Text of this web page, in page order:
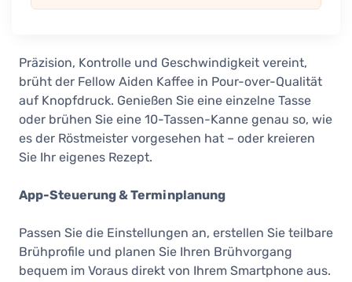
Präzision, Kontrolle und Geschwindigkeit vereint,
brüht der Fellow Aiden Kaffee in Pour-over-Qualität
auf Knopfdruck. Genießen Sie eine einzelne Tasse
oder brühen Sie eine 10-Tassen-Kanne genau so, wie
es der Röstmeister vorgesehen hat – oder kreieren
Sie Ihr eigenes Rezept.
App-Steuerung & Terminplanung
Passen Sie die Einstellungen an, erstellen Sie teilbare
Brühprofile und planen Sie Ihren Brühvorgang
bequem im Voraus direkt von Ihrem Smartphone aus.